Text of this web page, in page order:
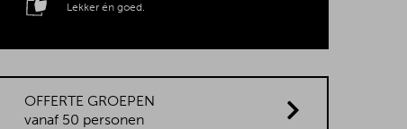
Lekker én goed.
OFFERTE GROEPEN
vanaf 50 personen